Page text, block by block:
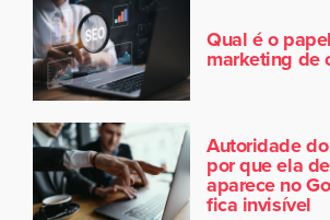
Qual é o
marketing de
Autoridade
por que ela
aparece no
fica invisível